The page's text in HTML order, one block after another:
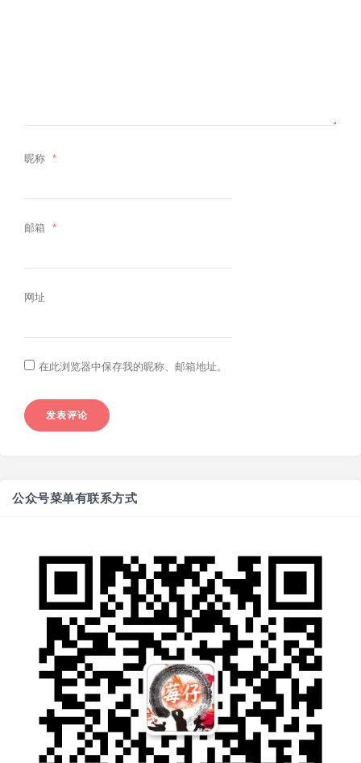
昵称 *
邮箱 *
网址
在此浏览器中保存我的昵称、邮箱地址。
公众号菜单有联系方式